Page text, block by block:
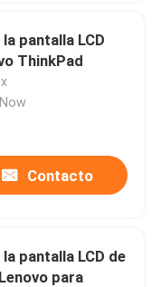
pantalla LCD
ThinkPad
Contacto
pantalla LCD de
para